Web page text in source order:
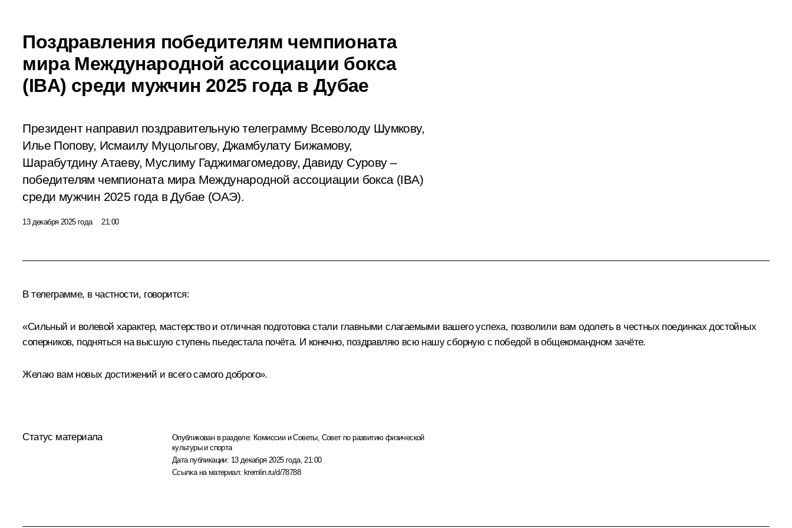
Поздравления победителям чемпионата
мира Международной ассоциации бокса
(IBА) среди мужчин 2025 года в Дубае
Президент направил поздравительную телеграмму Всеволоду Шумкову,
Илье Попову, Исмаилу Муцольгову, Джамбулату Бижамову,
Шарабутдину Атаеву, Муслиму Гаджимагомедову, Давиду Сурову –
победителям чемпионата мира Международной ассоциации бокса (IBА)
среди мужчин 2025 года в Дубае (ОАЭ).
13 декабря 2025 года 21:00
В телеграмме, в частности, говорится:
«Сильный и волевой характер, мастерство и отличная подготовка стали главными слагаемыми вашего успеха, позволили вам одолеть в честных поединках достойных
соперников, подняться на высшую ступень пьедестала почёта. И конечно, поздравляю всю нашу сборную с победой в общекомандном зачёте.
Желаю вам новых достижений и всего самого доброго».
Статус материала Опубликован в разделе: Комиссии и Советы, Совет по развитию физической
культуры и спорта
Дата публикации: 13 декабря 2025 года, 21:00
Ссылка на материал: kremlin.ru/d/78788